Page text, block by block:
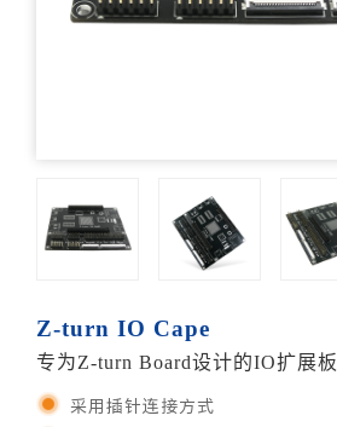
Z-turn IO Cape
专为Z-turn Board设计的IO扩展板
采用插针连接方式